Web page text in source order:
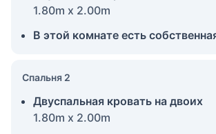
1.80m x 2.00m
В этой комнате есть
Спальня 2
Двуспальная кровать на двоих
1.80m x 2.00m